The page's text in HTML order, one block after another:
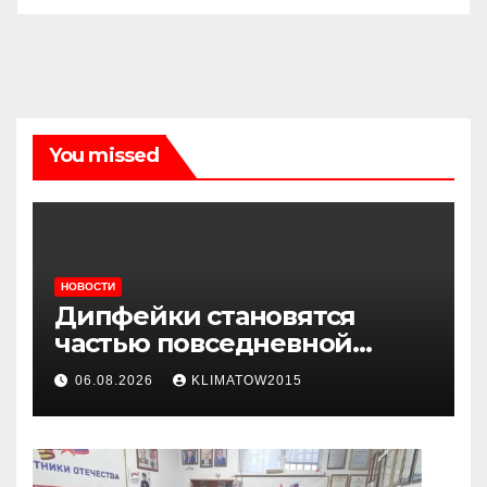
You missed
НОВОСТИ
Дипфейки становятся
частью повседневной
жизни: почему жителям
Ингушетии важно быть
внимательнее
06.08.2026 KLIMATOW2015